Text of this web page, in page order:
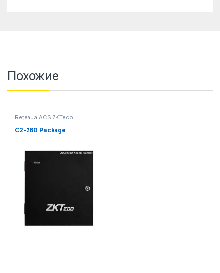
Похожие
Rețeaua ACS ZKTeco
C2-260 Package